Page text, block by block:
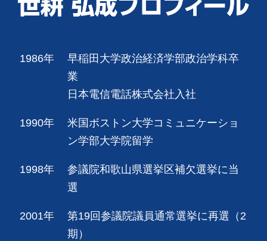
1986年
早稲田大学政治経済学部政治学科卒
業
日本電信電話株式会社入社
1990年
米国ボストン大学コミュニケーショ
ン学部大学院留学
1998年
参議院和歌山県選挙区補欠選挙に当
選
2001年
第19回参議院議員通常選挙に再選（2
期）